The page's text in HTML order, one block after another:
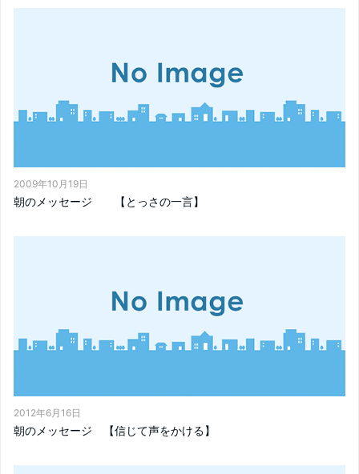
2009年10月19日
朝のメッセージ 【とっさの一言】
2012年6月16日
朝のメッセージ 【信じて声をかける】